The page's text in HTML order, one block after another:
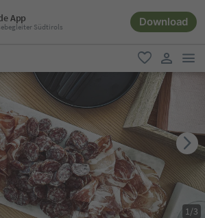
App
Südtirols Download
favorit
user link
1/3